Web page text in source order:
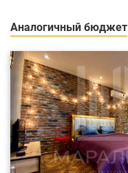
Аналогичный бюджет